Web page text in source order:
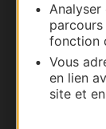
Analyser
fonction
Vous
en lien
site et